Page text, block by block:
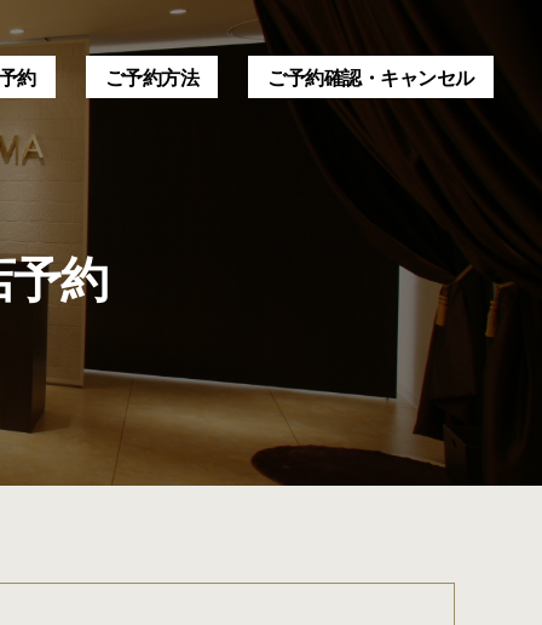
約 ご予約方法 ご予約確認・キャンセル
約